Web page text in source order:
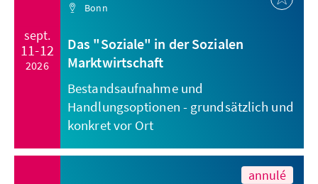
sept.
11-12
2026
Bonn
Das "Soziale" in der Sozialen
Marktwirtschaft
Bestandsaufnahme und
Handlungsoptionen - grundsätzlich und
konkret vor Ort
annulé